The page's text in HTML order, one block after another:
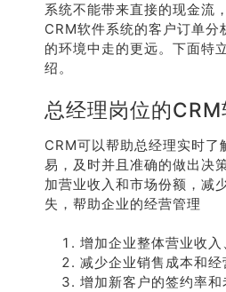
系统不能带来直接的现金流
CRM软件系统的客户订单
的环境中走的更远。下面特
绍。
总经理岗位的CRM
CRM可以帮助总经理实时
易，及时并且准确的做出决
加营业收入和市场份额，减
失，帮助企业的经营管理
增加企业整体营业收入
减少企业销售成本和经
增加新客户的签约率